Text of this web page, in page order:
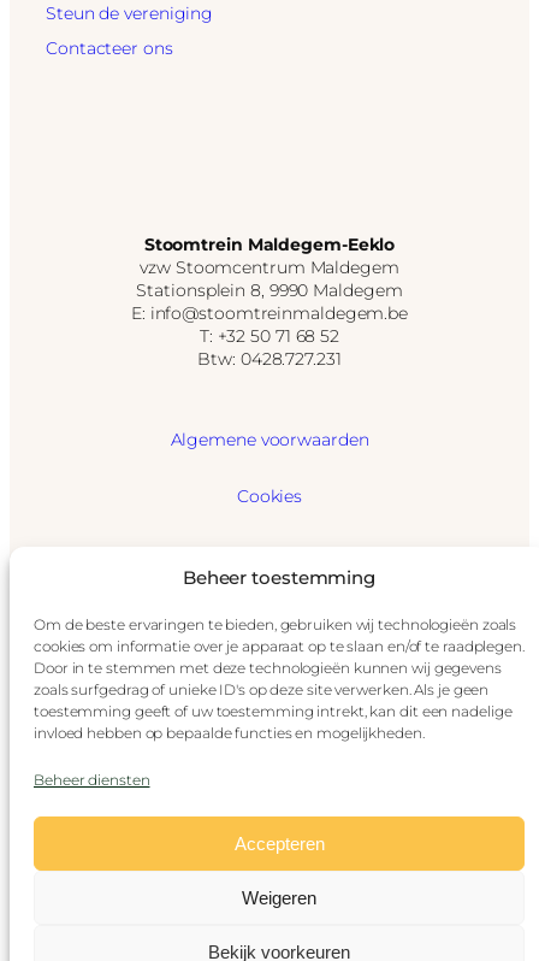
Beheer toestemming
Om de beste ervaringen te bieden, gebruiken wij technologieën zoals
cookies om informatie over je apparaat op te slaan en/of te raadplegen.
Door in te stemmen met deze technologieën kunnen wij gegevens
zoals surfgedrag of unieke ID's op deze site verwerken. Als je geen
toestemming geeft of uw toestemming intrekt, kan dit een nadelige
invloed hebben op bepaalde functies en mogelijkheden.
Beheer diensten
Accepteren
Weigeren
Bekijk voorkeuren
Steun de vereniging
Contacteer ons
Stoomtrein Maldegem-Eeklo
vzw Stoomcentrum Maldegem
Stationsplein 8, 9990 Maldegem
E: info@stoomtreinmaldegem.be
T: +32 50 71 68 52
Btw: 0428.727.231
Algemene voorwaarden
Cookies
Disclaimer
Impressum
© Stoomtrein Maldegem-Eeklo
Alle rechten voorbehouden aan Stoomtrein
respectievelijke beeldmateriaal.
Français